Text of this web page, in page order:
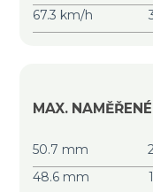
67.3 km/h
MAX.
50.7 mm
48.6 mm